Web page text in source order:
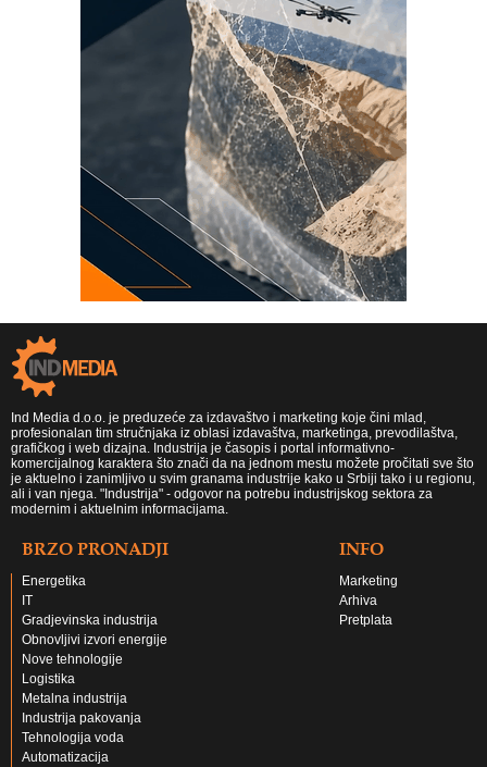
Ind Media d.o.o. je preduzeće za izdavaštvo i marketing koje čini mlad,
profesionalan tim stručnjaka iz oblasi izdavaštva, marketinga, prevodilaštva,
grafičkog i web dizajna. Industrija je časopis i portal informativno-
komercijalnog karaktera što znači da na jednom mestu možete pročitati sve što
je aktuelno i zanimljivo u svim granama industrije kako u Srbiji tako i u regionu,
ali i van njega. "Industrija" - odgovor na potrebu industrijskog sektora za
modernim i aktuelnim informacijama.
BRZO PRONADJI
Energetika
IT
Gradjevinska industrija
Obnovljivi izvori energije
Nove tehnologije
Logistika
Metalna industrija
Industrija pakovanja
Tehnologija voda
Automatizacija
INFO
Marketing
Arhiva
Pretplata